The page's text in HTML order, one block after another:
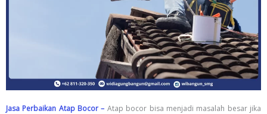
Jasa Perbaikan Atap Bocor – Atap bocor bisa menjadi masalah besar jika